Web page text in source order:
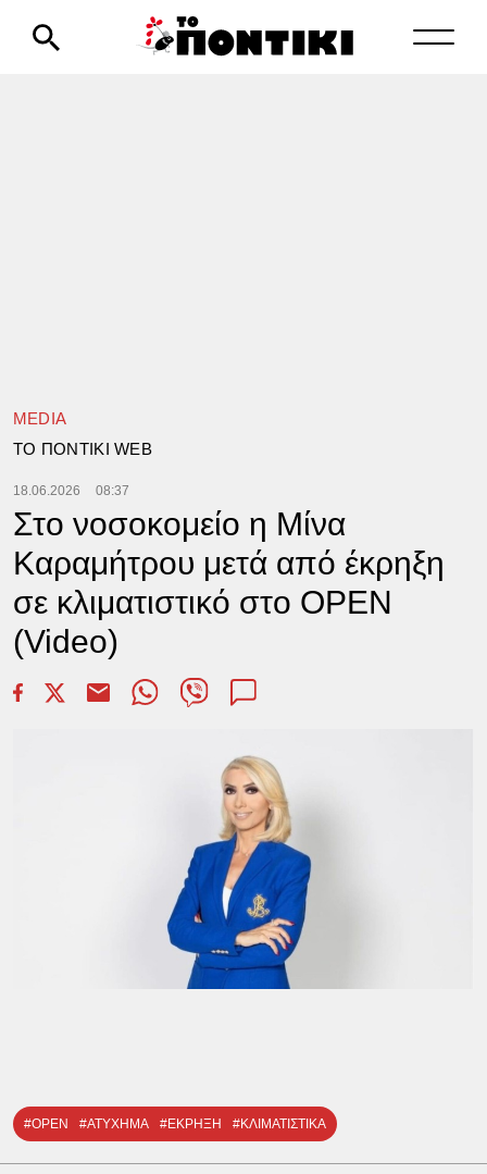
MEDIA
TΟ ΠΟΝΤΙΚΙ WEB
18.06.2026 08:37
Στο νοσοκομείο η Μίνα
Καραμήτρου μετά από έκρηξη
σε κλιματιστικό στο OPEN
(Video)
#OPEN #ΑΤΥΧΗΜΑ #ΕΚΡΗΞΗ #ΚΛΙΜΑΤΙΣΤΙΚΑ